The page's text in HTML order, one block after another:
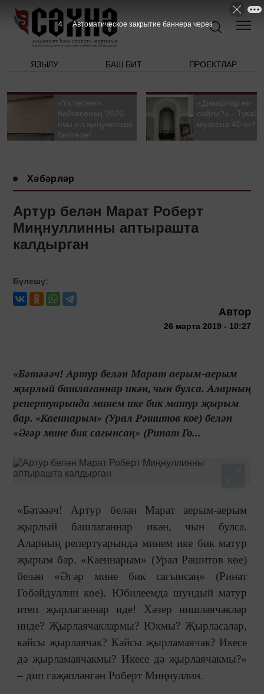
ЯЗЫЛУ БАШ БИТ ПРОЕКТЛАР
«Үз телем»
бәйгесенең 2026
нчы ел җиңүчеләре
билгеле!
«Диварлар ни
сөйли?» - Тукай
музеена 40 ел!
Хәбәрләр
Артур белән Марат Роберт
Миңнуллинны аптырашта
калдырган
Бүлешү:
Автор
26 марта 2019 - 10:27
«Бәтәәәч! Артур белән Марат аерым-аерым
җырлый башлаганнар икән, чын булса. Аларның
репертуарында минем ике бик матур җырым
бар. «Каеннарым» (Урал Рәшитов көе) белән
«Әгәр мине бик сагынсаң» (Ринат Го...
«Бәтәәәч! Артур белән Марат аерым-аерым
җырлый башлаганнар икән, чын булса.
Аларның репертуарында минем ике бик матур
җырым бар. «Каеннарым» (Урал Рәшитов көе)
белән «Әгәр мине бик сагынсаң» (Ринат
Гобәйдуллин көе). Юбилеемда шундый матур
итеп җырлаганнар иде! Хәзер нишләячәкләр
инде? Җырлаячаклармы? Юкмы? Җырласалар,
кайсы җырлаячак? Кайсы җырламаячак? Икесе
дә җырламаячакмы? Икесе дә җырлаячакмы?»
‒ дип гаҗәпләнгән Роберт Миңнуллин.
3 Автоматическое закрытие баннера через